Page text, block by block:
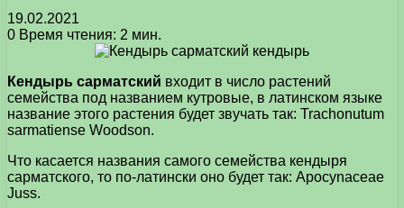
19.02.2021
0 Время чтения: 2 мин.
Кендырь сарматский входит в число растений
семейства под названием кутровые, в латинском языке
название этого растения будет звучать так: Trachonutum
sarmatiense Woodson.
Что касается названия самого семейства кендыря
сарматского, то по-латински оно будет так: Apocynaceae
Juss.